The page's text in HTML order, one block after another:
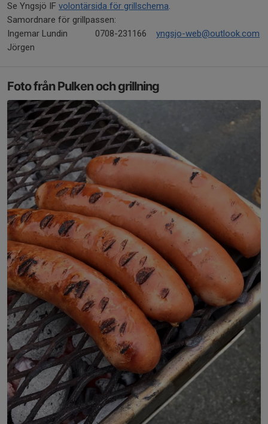
Se Yngsjö IF volontärsida för grillschema.
Samordnare för grillpassen:
Ingemar Lundin
0708-231166
yngsjo-web@outlook.com
Jörgen
Foto från Pulken och grillning